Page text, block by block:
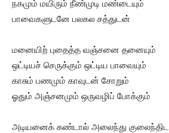
நகமும் மயிரும் நீண்முடி மண்டையும்
பாவைகளுடனே பலகல சத்துடன்
மனையிற் புதைத்த வஞ்சனை தனையும்
ஒட்டியச் செருக்கும் ஒட்டிய பாவையும்
காசும் பணமும் காவுடன் சோறும்
ஓதும் அஞ்சனமும் ஒருவழிப் போக்கும்
அடியனைக் கண்டால் அலைந்து குலைந்திட